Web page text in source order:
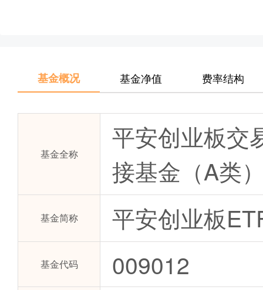
基金概况 基金净值 费率结构
基金全称
平安创业板交
接基金（A类
基金简称 平安创业板
基金代码 009012